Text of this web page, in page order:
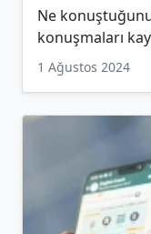
Ne
konuşmaları
1 Ağustos 2024